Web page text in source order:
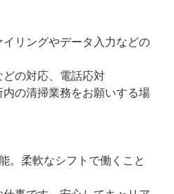
リングやデータ入力などの
の対応、電話応対
の清掃業務をお願いする場
。柔軟なシフトで働くこと